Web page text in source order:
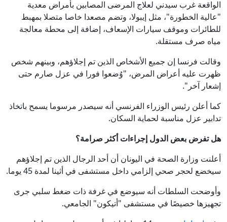
الواقعة غرب سيدني لعلاج المرضى المصابين بأمراض معدية
"عالية الخطورة"، مثل إيبولا، وتضم مصعدا خاصا متصلا بمهبط
للطائرات وموقف سيارات الإسعاف، إضافة إلى محطة معالجة
مياه صرف مستقلة.
وقالت فرنسا إن جميع الأشخاص الذين تم إجلاؤهم، وبينهم شخص
ظهرت عليه أعراض المرض، "وُضعوا فورا في عزل صارم حتى
إشعار آخر".
كما أعلن رئيس الوزراء الفرنسي أنه سيصدر مرسوما يسمح باتخاذ
تدابير عزل مناسبة لحماية السكان.
هل تفرض بعض الدول إجراءات أكثر صرامة؟
أعلنت وزارة الصحة في اليونان أن أحد الرجال الذين تم إجلاؤهم
سيخضع لحجر صحي إلزامي داخل مستشفى في أثينا لمدة 45 يوما.
وأوضحت السلطات أنه سيوضع في غرفة ذات ضغط سلبي جرى
تجهيزها خصيصًا في مستشفى "أتيكون" الجامعي.